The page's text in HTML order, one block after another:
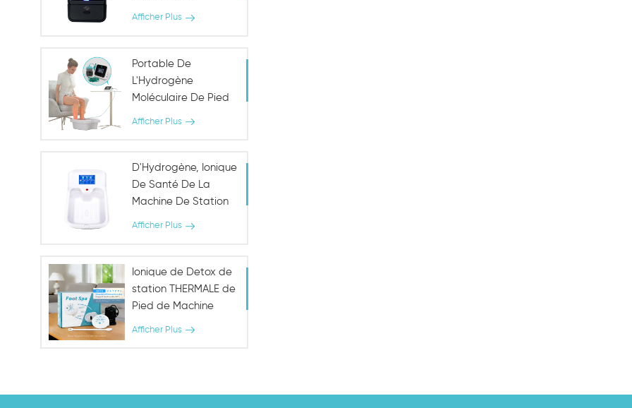
D'Ionizer De L'Eau De
L'Eau Riche En Coupe
Afficher Plus
Portable De
L'Hydrogène
Moléculaire De Pied
Afficher Plus
D'Hydrogène, Ionique
De Santé De La
Machine De Station
Thermale De Pied De
Afficher Plus
Ionique de Detox de
station THERMALE de
Pied de Machine
Afficher Plus